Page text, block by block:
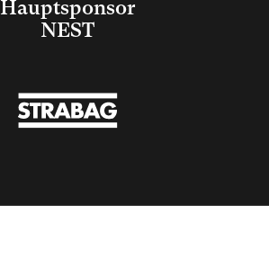
Hauptsponsor
NEST